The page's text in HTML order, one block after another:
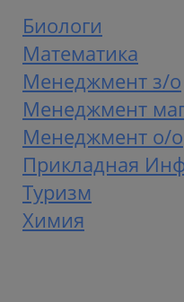
Биологи
Математика
Менеджмент з/о
Менеджмент
Менеджмент о/о
Прикладная
Туризм
Химия